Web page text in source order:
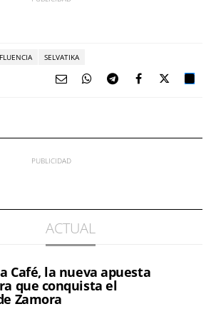
SELVATIKA
ACTUAL
Café, la nueva apuesta
que conquista el
Zamora